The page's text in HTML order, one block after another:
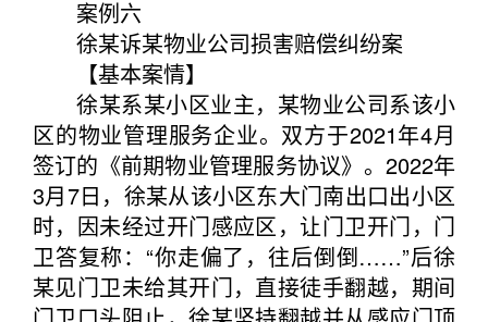
案例六
徐某诉某物业公司损害赔偿纠纷案
【基本案情】
徐某系某小区业主，某物业公司系该小
区的物业管理服务企业。双方于2021年4月
签订的《前期物业管理服务协议》。2022年
3月7日，徐某从该小区东大门南出口出小区
时，因未经过开门感应区，让门卫开门，门
卫答复称：“你走偏了，往后倒倒……”后徐
某见门卫未给其开门，直接徒手翻越，期间